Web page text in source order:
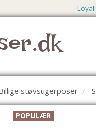
støvsugerposer
POPULÆR